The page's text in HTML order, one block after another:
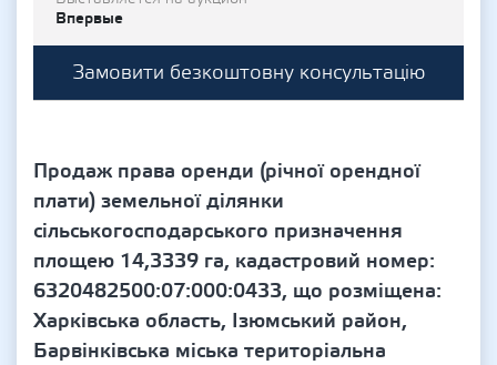
Впервые
Замовити безкоштовну консультацію
Продаж права оренди (річної орендної
плати) земельної ділянки
сільськогосподарського призначення
площею 14,3339 га, кадастровий номер:
6320482500:07:000:0433, що розміщена:
Харківська область, Ізюмський район,
Барвінківська міська територіальна